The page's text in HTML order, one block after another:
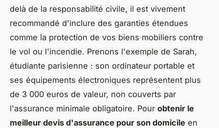
delà de la responsabilité civile, il est vivement
recommandé d'inclure des garanties étendues
comme la protection de vos biens mobiliers contre
le vol ou l'incendie. Prenons l'exemple de Sarah,
étudiante parisienne : son ordinateur portable et
ses équipements électroniques représentent plus
de 3 000 euros de valeur, non couverts par
l'assurance minimale obligatoire. Pour obtenir le
meilleur devis d'assurance pour son domicile en